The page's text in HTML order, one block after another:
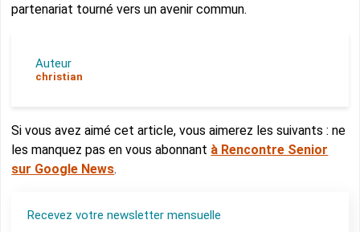
partenariat tourné vers un avenir commun.
Auteur
christian
Si vous avez aimé cet article, vous aimerez les suivants : ne
les manquez pas en vous abonnant à Rencontre Senior
sur Google News.
Recevez votre newsletter mensuelle